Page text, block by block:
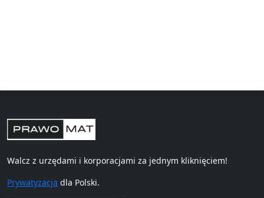
Walcz z urzędami i korporacjami za jednym kliknięciem!
Prywatyzacja dla Polski.